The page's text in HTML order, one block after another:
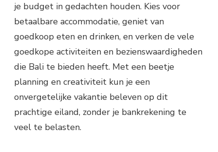
je budget in gedachten houden. Kies voor
betaalbare accommodatie, geniet van
goedkoop eten en drinken, en verken de vele
goedkope activiteiten en bezienswaardigheden
die Bali te bieden heeft. Met een beetje
planning en creativiteit kun je een
onvergetelijke vakantie beleven op dit
prachtige eiland, zonder je bankrekening te
veel te belasten.